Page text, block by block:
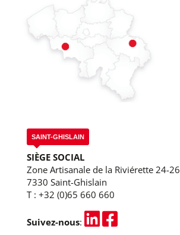
SAINT-GHISLAIN
SIÈGE SOCIAL
Zone Artisanale de la Riviérette 24-26
7330 Saint-Ghislain
T : +32 (0)65 660 660
Suivez-nous: